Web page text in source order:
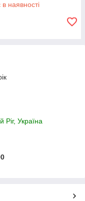
наявності
Україна